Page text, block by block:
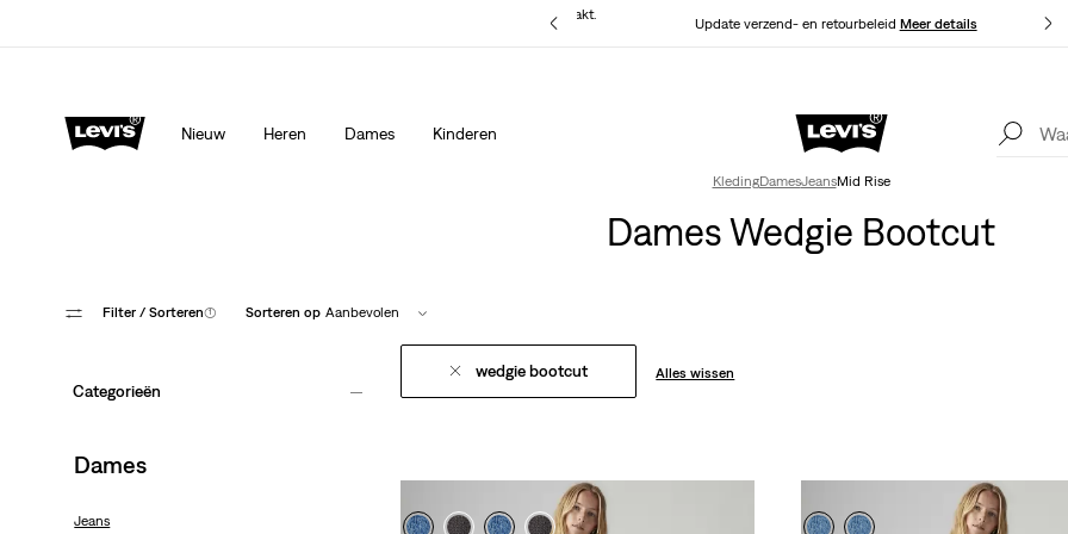
Update verzend- en retourbeleid Meer details
Levi's App. Het beste van Levi’s®, speciaal voor jou op maat gemaakt.
Nieuw Heren Dames Kinderen
Levi's App. Het beste van Levi’s®, speciaal voor jou op maat gemaakt.
Meer details
KledingDamesJeansMid Rise
Dames Wedgie Bootcut
Filter / Sorteren(1) Sorteren op Aanbevolen
Categorieën
Dames
Jeans
wedgie bootcut Alles wissen